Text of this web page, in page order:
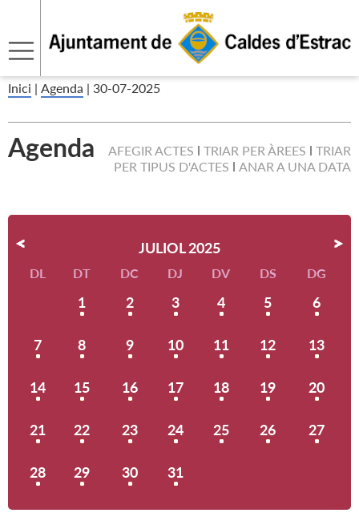
Inici | Agenda | 30-07-2025
Agenda AFEGIR ACTES TRIAR PER ÀREES
TRIAR
PER TIPUS D'ACTES
ANAR A UNA DATA
JULIOL 2025
DL DT DC DJ DV DS DG
1 2 3 4 5 6
7 8 9 10 11 12 13
14 15 16 17 18 19 20
21 22 23 24 25 26 27
28 29 30 31